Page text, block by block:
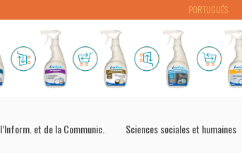
PORTUGUÊS
et de la Communic. Sciences sociales et humaines